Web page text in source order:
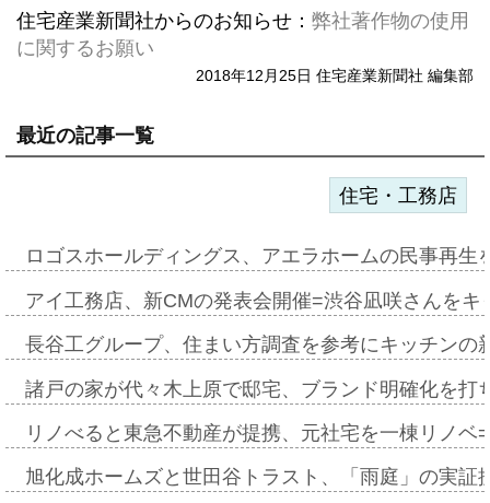
住宅産業新聞社からのお知らせ： 弊社著作物の使用
に関するお願い
2018年12月25日 住宅産業新聞社 編集部
最近の記事一覧
住宅・工務店
ロゴスホールディングス、アエラホームの民事再
アイ工務店、新CMの発表会開催=渋谷凪咲さんを
長谷工グループ、住まい方調査を参考にキッチン
諸戸の家が代々木上原で邸宅、ブランド明確化を
リノべると東急不動産が提携、元社宅を一棟リノ
旭化成ホームズと世田谷トラスト、「雨庭」の実